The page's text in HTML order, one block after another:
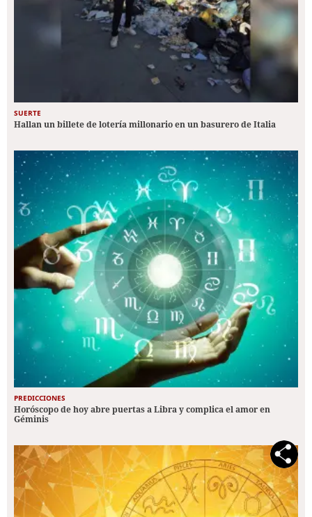
SUERTE
Hallan un billete de lotería millonario en un basurero de Italia
PREDICCIONES
Horóscopo de hoy abre puertas a Libra y complica el amor en
Géminis